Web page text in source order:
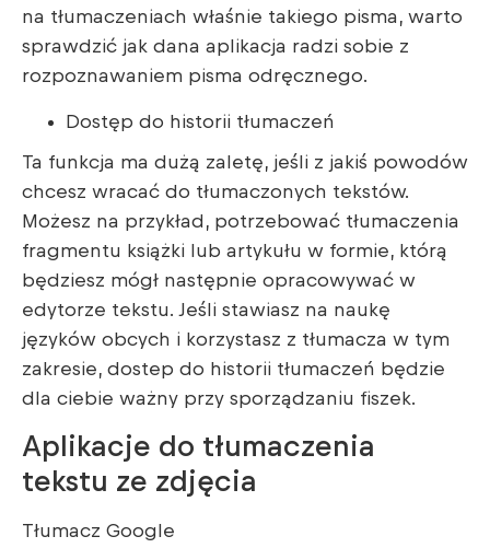
na tłumaczeniach właśnie takiego pisma, warto
sprawdzić jak dana aplikacja radzi sobie z
rozpoznawaniem pisma odręcznego.
Dostęp do historii tłumaczeń
Ta funkcja ma dużą zaletę, jeśli z jakiś powodów
chcesz wracać do tłumaczonych tekstów.
Możesz na przykład, potrzebować tłumaczenia
fragmentu książki lub artykułu w formie, którą
będziesz mógł następnie opracowywać w
edytorze tekstu. Jeśli stawiasz na naukę
języków obcych i korzystasz z tłumacza w tym
zakresie, dostep do historii tłumaczeń będzie
dla ciebie ważny przy sporządzaniu fiszek.
Aplikacje do tłumaczenia
tekstu ze zdjęcia
Tłumacz Google